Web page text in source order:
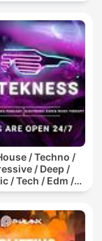
/ Techno /
/ Deep /
/ Tech / Edm /
DJ Mix / Set /
Musi